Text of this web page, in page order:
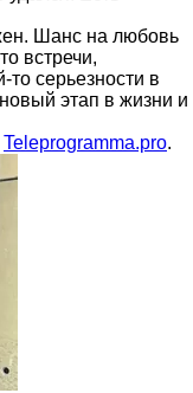
Шанс на любовь
встречи,
серьезности в
этап в жизни и
Teleprogramma.pro.